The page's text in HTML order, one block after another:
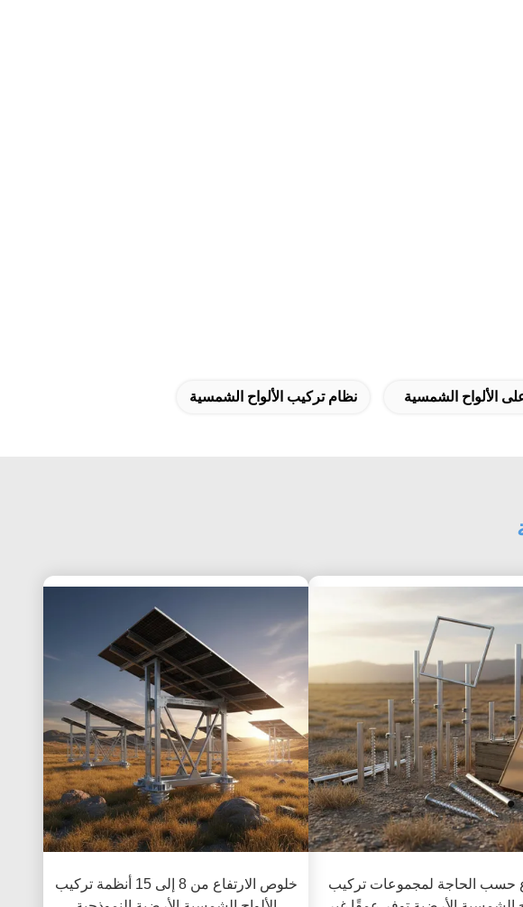
الألواح الشمسية نظام تركيب الألواح الشمسية
حسب الحاجة لمجموعات تركيب
خلوص الارتفاع من 8 إلى 15 أنظمة تركيب